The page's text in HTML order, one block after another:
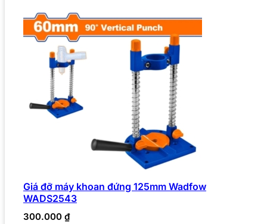
Giá đỡ máy khoan đứng 125mm Wadfow
WADS2543
300.000 ₫